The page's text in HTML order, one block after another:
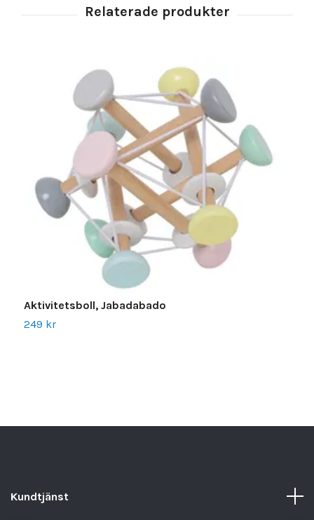
Aktivitetsboll, Jabadabado
249 kr
Kundtjänst